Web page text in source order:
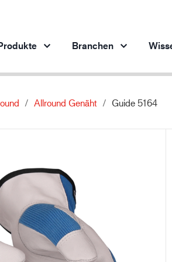
Maschinenbau
Erdöl- und Gasindustrie
Baugewerbe
Logistik
Branchen
Stahlindustrie
Allround Genäht Guide 5164